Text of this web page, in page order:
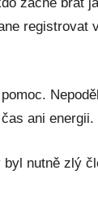
registrovat
ani energii.
byl nutně zlý